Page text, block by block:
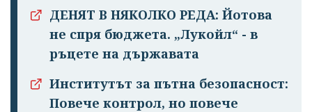
ДЕНЯТ В НЯКОЛКО РЕДА: Йотова
не спря бюджета. „Лукойл“ - в
ръцете на държавата
Институтът за пътна безопасност:
Повече контрол, но повече